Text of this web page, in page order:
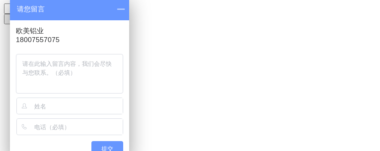
电话：
扫描二维码 关注微信
请您留言
欧美铝业
18007557075
提交